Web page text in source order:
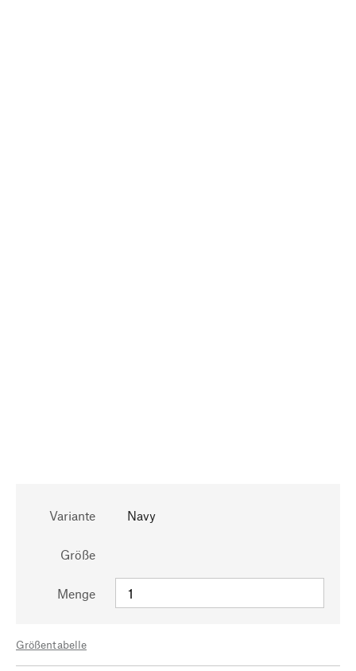
Variante Navy
Größe
Menge
Größentabelle